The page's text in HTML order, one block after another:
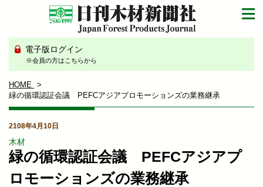
電子版ログイン
※会員の方はこちらから
HOME
緑の循環認証会議 PEFCアジアプロモーションズの業務継承
2108年4月10日
木材
緑の循環認証会議 PEFCアジアプ
ロモーションズの業務継承